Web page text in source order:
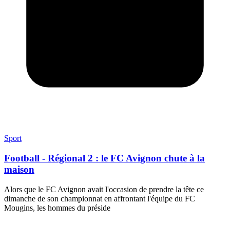
Sport
Football - Régional 2 : le FC Avignon chute à la
maison
Alors que le FC Avignon avait l'occasion de prendre la tête ce
dimanche de son championnat en affrontant l'équipe du FC
Mougins, les hommes du préside